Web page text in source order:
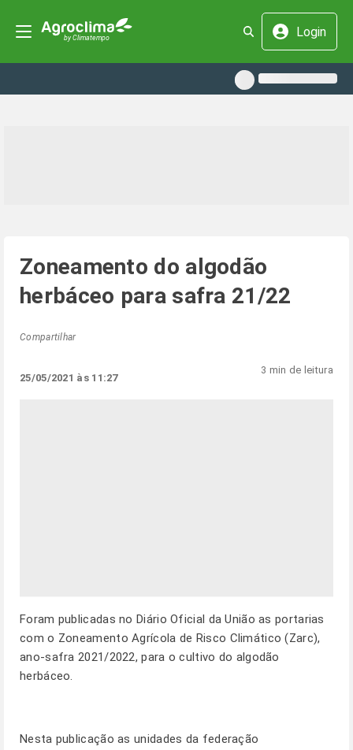
Login
Zoneamento do algodão
herbáceo para safra 21/22
Compartilhar
25/05/2021 às 11:27
3 min de leitura
Foram publicadas no Diário Oficial da União as portarias
com o Zoneamento Agrícola de Risco Climático (Zarc),
ano-safra 2021/2022, para o cultivo do algodão
herbáceo.
Nesta publicação as unidades da federação